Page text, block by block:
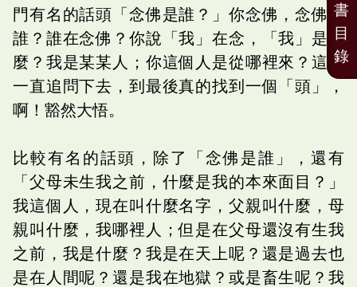
門有名的話頭「念佛是誰？」你念佛，念佛是
誰？誰在念佛？你說「我」在念，「我」是什
麼？我是某某人；你這個人是從哪裡來？這麼
一直追問下去，到最後真的找到一個「頭」，
啊！豁然大悟。
比較有名的話頭，除了「念佛是誰」，還有
「父母未生我之前，什麼是我的本來面目？」
我這個人，現在叫什麼名字，父親叫什麼，母
親叫什麼，我哪裡人；但是在父母還沒有生我
之前，我是什麼？我是在天上呢？還是過去也
是在人間呢？還是我在地獄？或是畜生呢？我
書
目
錄